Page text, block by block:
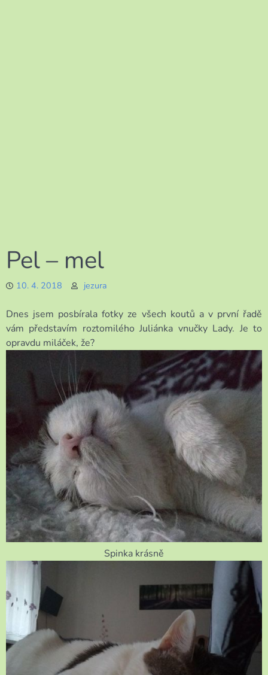
Pel – mel
10. 4. 2018 jezura
Dnes jsem posbírala fotky ze všech koutů a v první řadě
vám představím roztomilého Juliánka vnučky Lady. Je to
opravdu miláček, že?
Spinka krásně